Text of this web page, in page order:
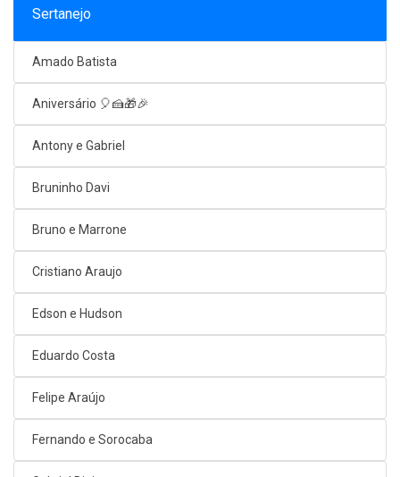
Sertanejo
Amado Batista
Aniversário 🎈🍰🎁🎉
Antony e Gabriel
Bruninho Davi
Bruno e Marrone
Cristiano Araujo
Edson e Hudson
Eduardo Costa
Felipe Araújo
Fernando e Sorocaba